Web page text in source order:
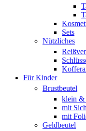
Sets
Nützliches
Für Kinder
Brustbeutel
klein &
mit
mit
Geldbeutel